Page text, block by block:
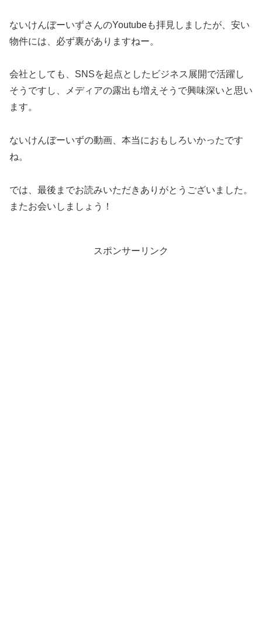
ないけんぼーいずさんのYoutubeも拝見しましたが、安い
物件には、必ず裏がありますねー。
会社としても、SNSを起点としたビジネス展開で活躍し
そうですし、メディアの露出も増えそうで興味深いと思い
ます。
ないけんぼーいずの動画、本当におもしろいかったです
ね。
では、最後までお読みいただきありがとうございました。
またお会いしましょう！
スポンサーリンク